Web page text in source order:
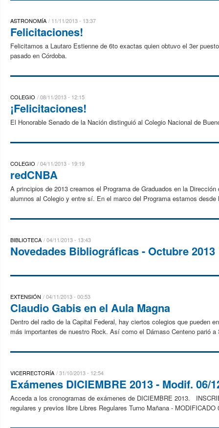
ASTRONOMÍA 11/11/2013 - 13:37
Felicitaciones!
Felicitamos a Lautaro Estienne de 6to exactas quien obtuvo el 3er
pasado en Córdoba.
COLEGIO 08/11/2013 - 12:15
¡Felicitaciones!
El Honorable Senado de la Nación distinguió al Colegio Nacional de
COLEGIO 04/11/2013 - 19:19
redCNBA
A principios de 2013 creamos el Programa de Graduados en la
alumnos al Colegio y entre sí. En el marco del Programa estamos
BIBLIOTECA 04/11/2013 - 13:43
Novedades Bibliográficas - Octubre 2013
EXTENSIÓN 04/11/2013 - 00:53
Claudio Gabis en el Aula Magna
Dentro del radio de la Capital Federal, hay ciertos colegios que pueden
más importantes de nuestro Rock. Así como el Dámaso Centeno parió
VICERRECTORÍA 31/10/2013 - 12:54
Exámenes DICIEMBRE 2013 - Modif. 06/
Acceda a los cronogramas de exámenes de DICIEMBRE 2013.
regulares y previos libre Libres Regulares Turno Mañana -